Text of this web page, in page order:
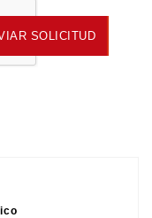
SOLICITUD